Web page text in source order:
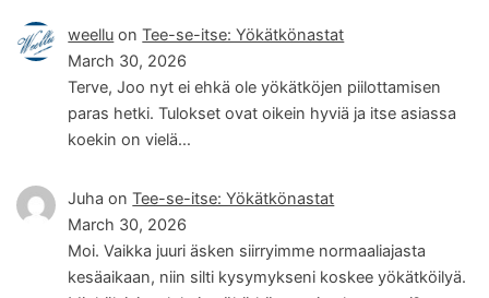
weellu onTee-se-itse: Yökätkönastat
March 30, 2026
Terve, Joo nyt ei ehkä ole yökätköjen piilottamisen
paras hetki. Tulokset ovat oikein hyviä ja itse asiassa
koekin on vielä…
Juha onTee-se-itse: Yökätkönastat
March 30, 2026
Moi. Vaikka juuri äsken siirryimme normaaliajasta
kesäaikaan, niin silti kysymykseni koskee yökätköilyä.